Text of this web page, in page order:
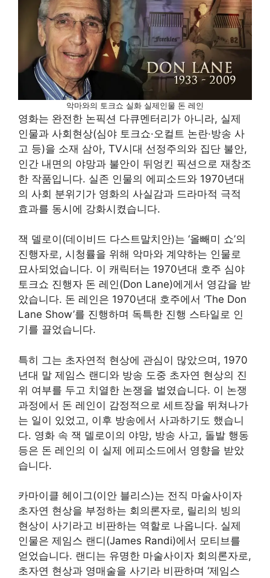
악마와의 토크쇼 실화 실제인물 돈 레인
영화는 완전한 논픽션 다큐멘터리가 아니라, 실제
인물과 사회현상(심야 토크쇼·오컬트 논란·방송 사
고 등)을 소재 삼아, TV시대 선정주의와 집단 불안,
인간 내면의 야망과 불안이 뒤엉킨 픽션으로 재창조
한 작품입니다. 실존 인물의 에피소드와 1970년대
의 사회 분위기가 영화의 사실감과 드라마적 극적
효과를 동시에 강화시켰습니다.
잭 델로이(데이비드 다스트말치안)는 ‘올빼미 쇼’의
진행자로, 시청률을 위해 악마와 계약하는 인물로
묘사되었습니다. 이 캐릭터는 1970년대 호주 심야
토크쇼 진행자 돈 레인(Don Lane)에게서 영감을 받
았습니다. 돈 레인은 1970년대 호주에서 ‘The Don
Lane Show’를 진행하며 독특한 진행 스타일로 인
기를 끌었습니다.
특히 그는 초자연적 현상에 관심이 많았으며, 1970
년대 말 제임스 랜디와 방송 도중 초자연 현상의 진
위 여부를 두고 치열한 논쟁을 벌였습니다. 이 논쟁
과정에서 돈 레인이 감정적으로 세트장을 뛰쳐나가
는 일이 있었고, 이후 방송에서 사과하기도 했습니
다. 영화 속 잭 델로이의 야망, 방송 사고, 돌발 행동
등은 돈 레인의 이 실제 에피소드에서 영향을 받았
습니다.
카마이클 헤이그(이안 블리스)는 전직 마술사이자
초자연 현상을 부정하는 회의론자로, 릴리의 빙의
현상이 사기라고 비판하는 역할로 나옵니다. 실제
인물은 제임스 랜디(James Randi)에서 모티브를
얻었습니다. 랜디는 유명한 마술사이자 회의론자로,
초자연 현상과 영매술을 사기라 비판하며 ‘제임스